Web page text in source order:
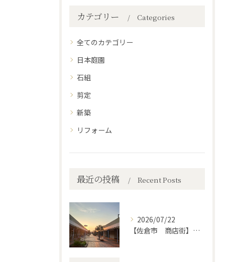
カテゴリー Categories
全てのカテゴリー
日本庭園
石組
剪定
新築
リフォーム
最近の投稿 Recent Posts
2026/07/22
【佐倉市 商店街】街路植木剪定